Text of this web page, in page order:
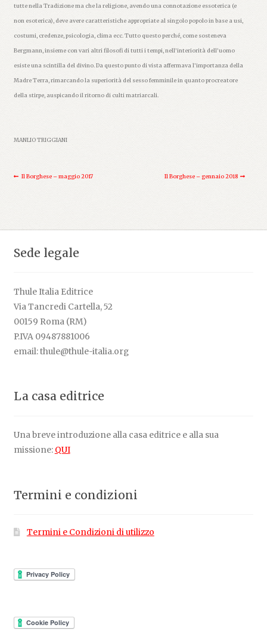
tutte nella Tradizione ma che la religione, avendo una connotazione essoterica (e
non esoterica), deve avere caratteristiche appropriate al singolo popolo in base a usi,
costumi, credenze, psicologia, clima ecc. Tutto questo perché, come sosteneva
Bergmann, insieme con vari altri filosofi di tutti i tempi, nell’interiorità dell’uomo
esiste una scintilla del divino. Da questo punto di vista affermava l’importanza della
Madre Terra, rimarcando la superiorità del sesso femminile in quanto procreatore
della stirpe, auspicando il ritorno di culti matriarcali.
MANLIO TRIGGIANI
Navigazione
Articolo
Il Borghese – maggio 2017 Articolo
Il Borghese – gennaio 2018
Sede legale
Thule Italia Editrice
Via Tancredi Cartella, 52
00159 Roma (RM)
P.IVA 09487881006
email: thule@thule-italia.org
La casa editrice
Una breve introduzione alla casa editrice e alla sua
missione: QUI
Termini e condizioni
Termini e Condizioni di utilizzo